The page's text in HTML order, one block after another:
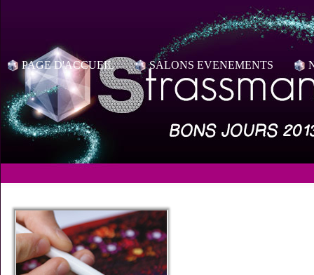
PAGE D'ACCUEIL SALONS EVENEMENTS